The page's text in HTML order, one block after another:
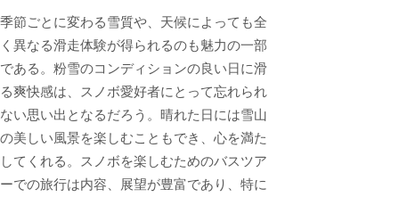
季節ごとに変わる雪質や、天候によっても全
く異なる滑走体験が得られるのも魅力の一部
である。粉雪のコンディションの良い日に滑
る爽快感は、スノボ愛好者にとって忘れられ
ない思い出となるだろう。晴れた日には雪山
の美しい風景を楽しむこともでき、心を満た
してくれる。スノボを楽しむためのバスツア
ーでの旅行は内容、展望が豊富であり、特に